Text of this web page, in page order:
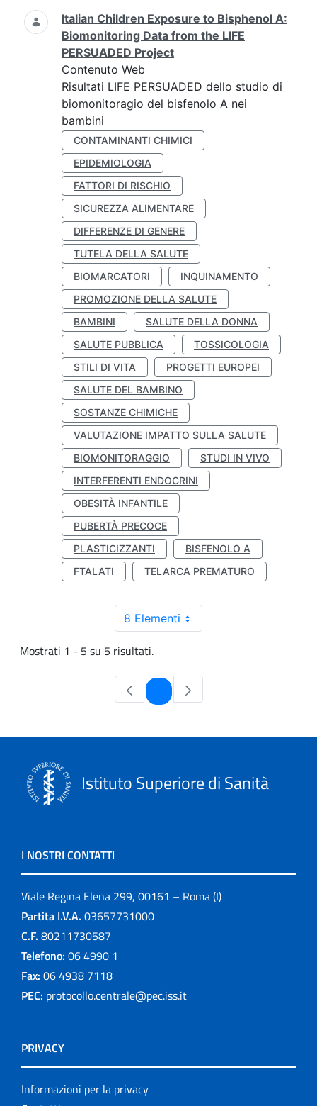
Italian Children Exposure to Bisphenol A:
Biomonitoring Data from the LIFE
PERSUADED Project
Contenuto Web
Risultati LIFE PERSUADED dello studio di
biomonitoragio del bisfenolo A nei
bambini
CONTAMINANTI CHIMICI
EPIDEMIOLOGIA
FATTORI DI RISCHIO
SICUREZZA ALIMENTARE
DIFFERENZE DI GENERE
TUTELA DELLA SALUTE
BIOMARCATORI
INQUINAMENTO
PROMOZIONE DELLA SALUTE
BAMBINI
SALUTE DELLA DONNA
SALUTE PUBBLICA
TOSSICOLOGIA
STILI DI VITA
PROGETTI EUROPEI
SALUTE DEL BAMBINO
SOSTANZE CHIMICHE
VALUTAZIONE IMPATTO SULLA SALUTE
BIOMONITORAGGIO
STUDI IN VIVO
INTERFERENTI ENDOCRINI
OBESITÀ INFANTILE
PUBERTÀ PRECOCE
PLASTICIZZANTI
BISFENOLO A
FTALATI
TELARCA PREMATURO
8 Elementi
Mostrati 1 - 5 su 5 risultati.
Pagina
Istituto Superiore di Sanità
I NOSTRI CONTATTI
Viale Regina Elena 299, 00161 – Roma (I)
Partita I.V.A. 03657731000
C.F. 80211730587
Telefono: 06 4990 1
Fax: 06 4938 7118
PEC: protocollo.centrale@pec.iss.it
PRIVACY
Informazioni per la privacy